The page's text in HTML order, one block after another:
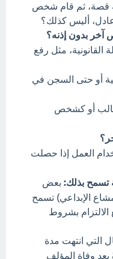
قصة، ثم قام شخص
أليس كذلك؟
بدون إذنه؟
القانونية، مثل رفع
أو حتى السجن في
أو كشخص
العمل إذا حصلت
تسمح بذلك: بعض
الإبداعي) تسمح
الالتزام بشروط
التي انتهت مدة
بعد وفاة المؤلف